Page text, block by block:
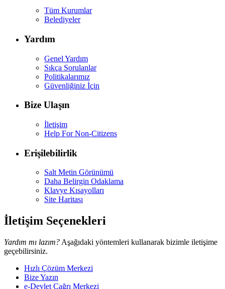
Tüm Kurumlar
Belediyeler
Yardım
Genel Yardım
Sıkça Sorulanlar
Politikalarımız
Güvenliğiniz İçin
Bize Ulaşın
İletişim
Help For Non-Citizens
Erişilebilirlik
Salt Metin Görünümü
Daha Belirgin Odaklama
Klavye Kısayolları
Site Haritası
İletişim Seçenekleri
Yardım mı lazım? Aşağıdaki yöntemleri kullanarak bizimle iletişime
geçebilirsiniz.
Hızlı Çözüm Merkezi
Bize Yazın
e-Devlet Çağrı Merkezi